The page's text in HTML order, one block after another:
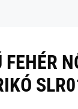
FEHÉR